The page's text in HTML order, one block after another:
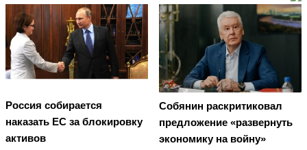
Россия собирается
наказать EC за блокировку
активов
Собянин раскритиковал
предложение «развернуть
экономику на войну»